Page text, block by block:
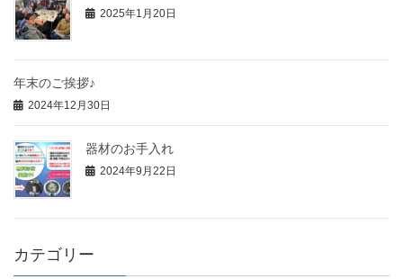
2025年1月20日
年末のご挨拶♪
2024年12月30日
器材のお手入れ
2024年9月22日
カテゴリー